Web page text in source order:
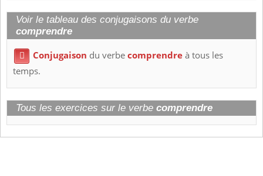
Voir le tableau des conjugaisons du verbe
comprendre
 Conjugaison du verbecomprendreà tous les
temps.
Tous les exercices sur le verbe comprendre